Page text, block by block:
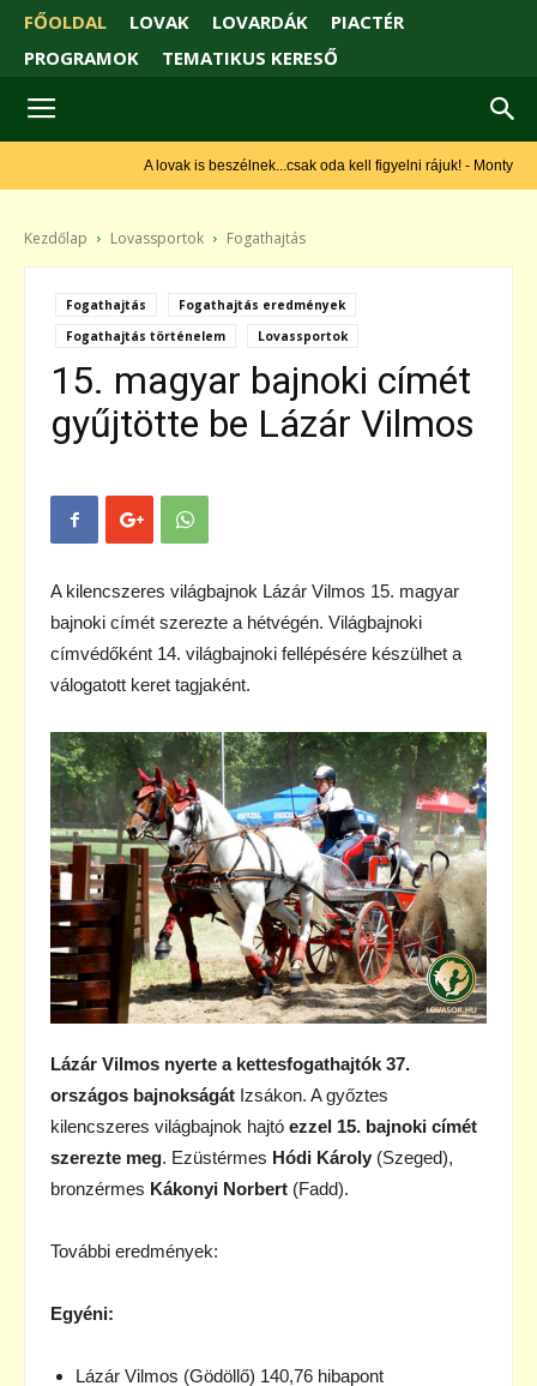
FŐOLDAL LOVAK LOVARDÁK
PIACTÉR
PROGRAMOK
TEMATIKUS KERESŐ
A lovak is beszélnek...csak oda kell figyelni rájuk! - Monty Roberts
Kezdőlap Lovassportok Fogathajtás
Fogathajtás
Fogathajtás eredmények
Fogathajtás történelem
Lovassportok
15. magyar bajnoki címét
gyűjtötte be Lázár Vilmos
A kilencszeres világbajnok Lázár Vilmos 15. magyar
bajnoki címét szerezte a hétvégén. Világbajnoki
címvédőként 14. világbajnoki fellépésére készülhet a
válogatott keret tagjaként.
Lázár Vilmos nyerte a kettesfogathajtók 37.
országos bajnokságát Izsákon. A győztes
kilencszeres világbajnok hajtó ezzel 15. bajnoki címét
szerezte meg. Ezüstérmes Hódi Károly (Szeged),
bronzérmes Kákonyi Norbert (Fadd).
További eredmények:
Egyéni:
Lázár Vilmos (Gödöllő) 140,76 hibapont